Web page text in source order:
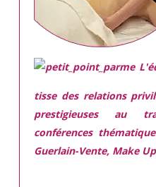
tisse des relations
prestigieuses au
conférences
Guerlain-Vente, Make